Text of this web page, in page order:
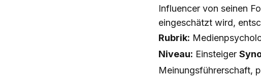
Influencer von seinen
eingeschätzt wird,
Rubrik:
Niveau: Einsteiger
Meinungsführerschaft,